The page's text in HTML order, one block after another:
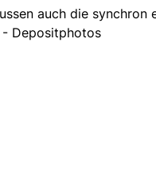
auch die
- Depositphotos